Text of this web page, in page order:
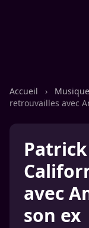
Accueil › Musique
retrouvailles avec
avec
son ex